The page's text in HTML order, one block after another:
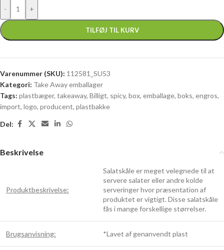
TILFØJ TIL KURV
Varenummer (SKU): 112581_SU53
Kategori: Take Away emballager
Tags: plastbæger, takeaway, Billigt, spicy, box, emballage, boks, engros,
import, logo, producent, plastbakke
Del:
Beskrivelse
Produktbeskrivelse:
Salatskåle er meget velegnede til at
servere salater eller andre kolde
serveringer hvor præsentation af
produktet er vigtigt. Disse salatskåle
fås i mange forskellige størrelser.
Brugsanvisning: *Lavet af genanvendt plast